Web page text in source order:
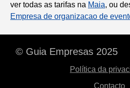
ver todas as tarifas na Maia, ou
Empresa de organizacao de
© Guia Empresas 2025
Política da
Contacto